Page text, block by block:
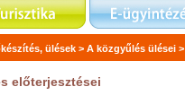
ülések > A közgyűlés ülései >
előterjesztései